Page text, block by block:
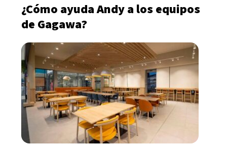
¿Cómo ayuda Andy a los equipos
de Gagawa?